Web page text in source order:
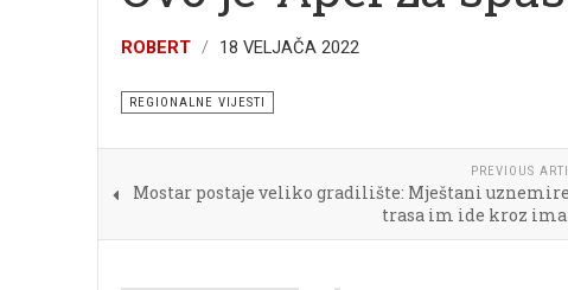
ROBERT 18 VELJAČA 2022
REGIONALNE VIJESTI
PREVIOUS
Mostar postaje veliko gradilište: Mještani
trasa im ide kroz